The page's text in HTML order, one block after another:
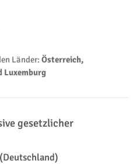
Länder: Österreich,
Luxemburg
gesetzlicher